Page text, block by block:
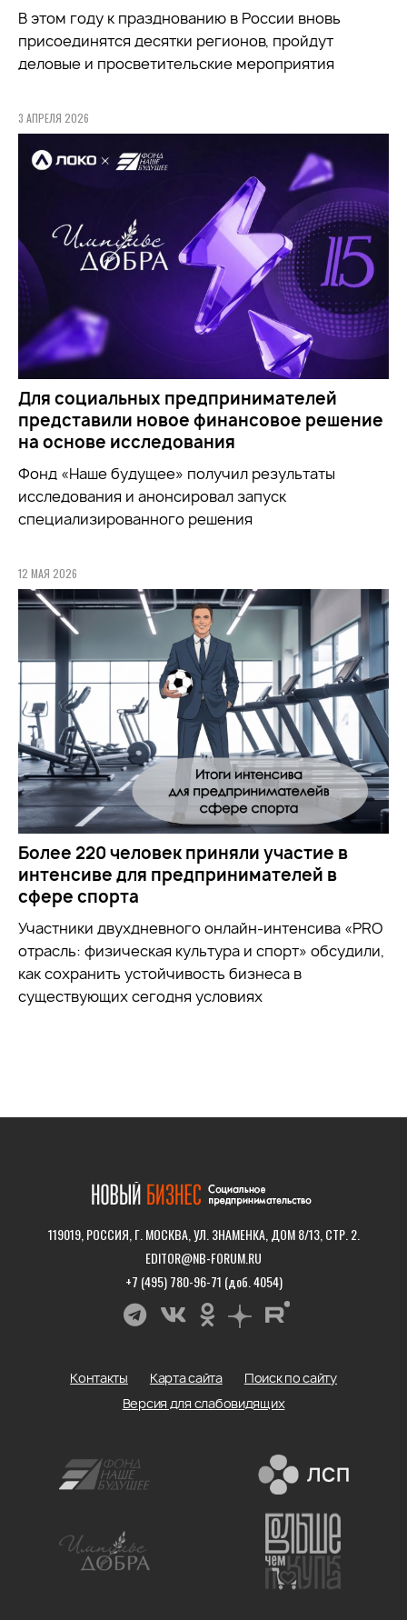
В этом году к празднованию в России вновь
присоединятся десятки регионов, пройдут
деловые и просветительские мероприятия
3 АПРЕЛЯ 2026
Для социальных предпринимателей
представили новое финансовое решение
на основе исследования
Фонд «Наше будущее» получил результаты
исследования и анонсировал запуск
специализированного решения
12 МАЯ 2026
Более 220 человек приняли участие в
интенсиве для предпринимателей в
сфере спорта
Участники двухдневного онлайн-интенсива «PRO
отрасль: физическая культура и спорт» обсудили,
как сохранить устойчивость бизнеса в
существующих сегодня условиях
119019, РОССИЯ, Г. МОСКВА, УЛ. ЗНАМЕНКА, ДОМ 8/13, СТР. 2.
EDITOR@NB-FORUM.RU
+7 (495) 780-96-71 (доб. 4054)
Контакты Карта сайта
Поиск по сайту
Версия для слабовидящих